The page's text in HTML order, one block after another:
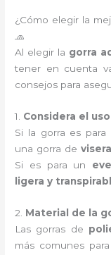
¿Cómo elegir la
🧢
Al elegir la gorra
tener en cuenta
consejos para
1. Considera el
Si la gorra es para
una gorra de
Si es para un
ligera y
2. Material de la
Las gorras de
más comunes para